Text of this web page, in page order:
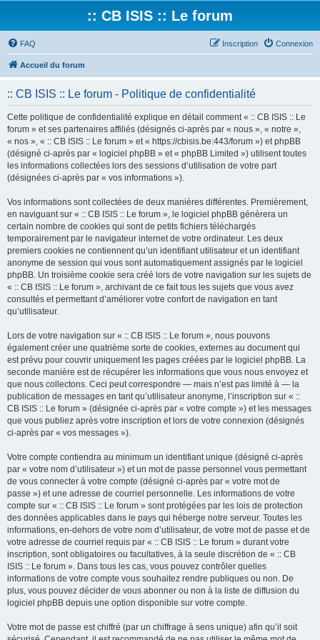
:: CB ISIS :: Le forum
FAQ Connexion
Inscription
Accueil du forum
:: CB ISIS :: Le forum - Politique de confidentialité
Cette politique de confidentialité explique en détail comment « :: CB ISIS :: Le
forum » et ses partenaires affiliés (désignés ci-après par « nous », « notre »,
« nos », « :: CB ISIS :: Le forum » et « https://cbisis.be:443/forum ») et phpBB
(désigné ci-après par « logiciel phpBB » et « phpBB Limited ») utilisent toutes
les informations collectées lors des sessions d’utilisation de votre part
(désignées ci-après par « vos informations »).
Vos informations sont collectées de deux manières différentes. Premièrement,
en naviguant sur « :: CB ISIS :: Le forum », le logiciel phpBB génèrera un
certain nombre de cookies qui sont de petits fichiers téléchargés
temporairement par le navigateur internet de votre ordinateur. Les deux
premiers cookies ne contiennent qu’un identifiant utilisateur et un identifiant
anonyme de session qui vous sont automatiquement assignés par le logiciel
phpBB. Un troisième cookie sera créé lors de votre navigation sur les sujets de
« :: CB ISIS :: Le forum », archivant de ce fait tous les sujets que vous avez
consultés et permettant d’améliorer votre confort de navigation en tant
qu’utilisateur.
Lors de votre navigation sur « :: CB ISIS :: Le forum », nous pouvons
également créer une quatrième sorte de cookies, externes au document qui
est prévu pour couvrir uniquement les pages créées par le logiciel phpBB. La
seconde manière est de récupérer les informations que vous nous envoyez et
que nous collectons. Ceci peut correspondre — mais n’est pas limité à — la
publication de messages en tant qu’utilisateur anonyme, l’inscription sur « ::
CB ISIS :: Le forum » (désignée ci-après par « votre compte ») et les messages
que vous publiez après votre inscription et lors de votre connexion (désignés
ci-après par « vos messages »).
Votre compte contiendra au minimum un identifiant unique (désigné ci-après
par « votre nom d’utilisateur ») et un mot de passe personnel vous permettant
de vous connecter à votre compte (désigné ci-après par « votre mot de
passe ») et une adresse de courriel personnelle. Les informations de votre
compte sur « :: CB ISIS :: Le forum » sont protégées par les lois de protection
des données applicables dans le pays qui héberge notre serveur. Toutes les
informations, en-dehors de votre nom d’utilisateur, de votre mot de passe et de
votre adresse de courriel requis par « :: CB ISIS :: Le forum » durant votre
inscription, sont obligatoires ou facultatives, à la seule discrétion de « :: CB
ISIS :: Le forum ». Dans tous les cas, vous pouvez contrôler quelles
informations de votre compte vous souhaitez rendre publiques ou non. De
plus, vous pouvez décider de vous abonner ou non à la liste de diffusion du
logiciel phpBB depuis une option disponible sur votre compte.
Votre mot de passe est chiffré (par un chiffrage à sens unique) afin qu’il soit